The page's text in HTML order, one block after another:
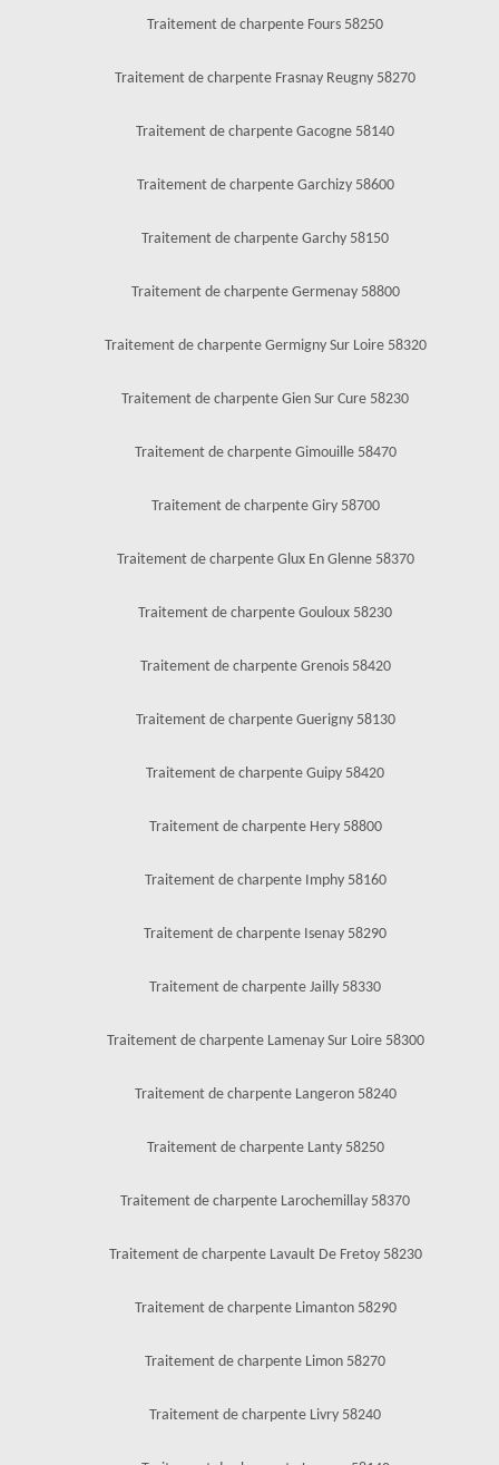
Traitement de charpente Fours 58250
Traitement de charpente Frasnay Reugny 58270
Traitement de charpente Gacogne 58140
Traitement de charpente Garchizy 58600
Traitement de charpente Garchy 58150
Traitement de charpente Germenay 58800
Traitement de charpente Germigny Sur Loire 58320
Traitement de charpente Gien Sur Cure 58230
Traitement de charpente Gimouille 58470
Traitement de charpente Giry 58700
Traitement de charpente Glux En Glenne 58370
Traitement de charpente Gouloux 58230
Traitement de charpente Grenois 58420
Traitement de charpente Guerigny 58130
Traitement de charpente Guipy 58420
Traitement de charpente Hery 58800
Traitement de charpente Imphy 58160
Traitement de charpente Isenay 58290
Traitement de charpente Jailly 58330
Traitement de charpente Lamenay Sur Loire 58300
Traitement de charpente Langeron 58240
Traitement de charpente Lanty 58250
Traitement de charpente Larochemillay 58370
Traitement de charpente Lavault De Fretoy 58230
Traitement de charpente Limanton 58290
Traitement de charpente Limon 58270
Traitement de charpente Livry 58240